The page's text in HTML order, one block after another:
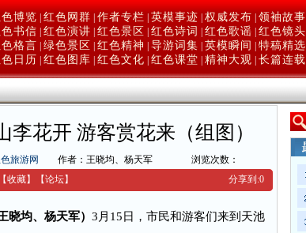
博览 红色网群 作者专栏 英模事迹 权威发布 领袖故事
书信 红色演讲 红色景区 红色诗词 红色歌谣 红色镜头
格言 绿色景区 红色精神 导游词集 英模瞬间 特稿精选
日历
红色图库 红色文化 红色课堂 精神大观 长篇连载
花开 游客赏花来（组图）
旅游网 作者：王晓均、杨天军
浏览次数：
收藏】
【论坛】 分享到:0
均、杨天军） 3月15日，市民和游客们来到天池